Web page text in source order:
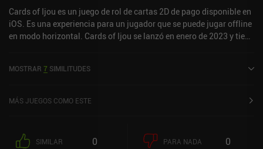
Cards of Ijou es un juego de rol de cartas 2D de pago disponible en
iOS. Es una experiencia para un jugador que se puede jugar offline
en modo horizontal. Cards of Ijou se lanzó en enero de 2023 y tiene
MOSTRAR 7 SIMILITUDES
MÁS JUEGOS COMO ESTE
SIMILAR 0 PARA NADA 0